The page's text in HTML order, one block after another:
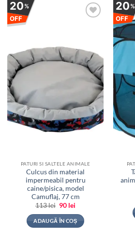
20%
OFF
PATURI SI SALTELE ANIMALE
Culcus din material
impermeabil pentru
caine/pisica, model
Camuflaj, 77 cm
113lei Prețul
a
fost:
113 lei.
90 lei
este:
90 lei.
ADAUGĂ ÎN COȘ
20%
OFF